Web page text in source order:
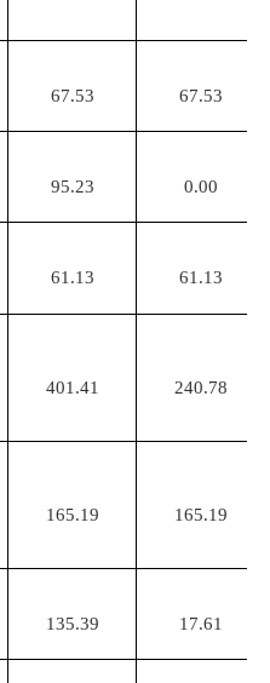
67.53 67.53
95.23 0.00
61.13 61.13
401.41 240.78
165.19 165.19
135.39 17.61